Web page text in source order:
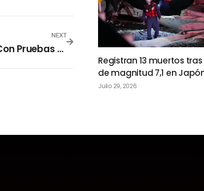
NEXT
El Salvador Ya Cuenta Con Pruebas Para Detectar Viruela Del Mono Según Ministerio De Salud
Registran 13 muertos
de magnitud 7,1 en
Julio 29, 2026